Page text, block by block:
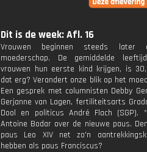
Dit is de week: Afl. 16
Vrouwen beginnen steeds later
moederschap. De gemiddelde
vrouwen hun eerste kind krijgen, is
dat erg? Verandert onze blik op het
Een gesprek met columnisten Debby
Gerjanne van Lagen, fertiliteitsarts
Dool en politicus André Flach (SGP).
Antoine Bodar over de nieuwe paus.
paus Leo XIV net zo'n
hebben als paus Franciscus?